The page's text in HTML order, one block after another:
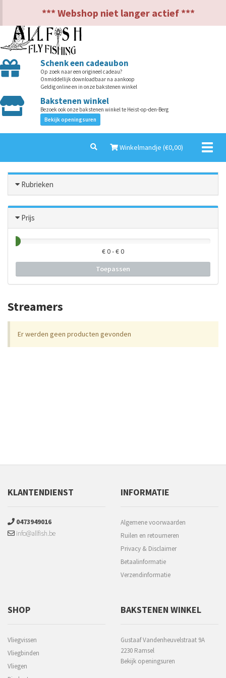
*** Webshop niet langer actief ***
Schenk een cadeaubon
Op zoek naar een origineel cadeau?
Onmiddellijk downloadbaar na aankoop
Geldig online en in onze bakstenen winkel
Bakstenen winkel
Bezoek ook onze bakstenen winkel te Heist-op-den-Berg
Bekijk openingsuren
Winkelmandje (€0,00)
Rubrieken
Prijs
€0- €0
Toepassen
Streamers
Er werden geen producten gevonden
KLANTENDIENST
0473949016
info@allfish.be
INFORMATIE
Algemene voorwaarden
Ruilen en retourneren
Privacy & Disclaimer
Betaalinformatie
Verzendinformatie
SHOP
Vliegvissen
Vliegbinden
Vliegen
BAKSTENEN WINKEL
Gustaaf Vandenheuvelstraat 9A
2230 Ramsel
Bekijk openingsuren